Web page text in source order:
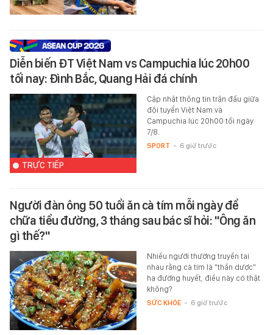
Diễn biến ĐT Việt Nam vs Campuchia lúc 20h00
tối nay: Đình Bắc, Quang Hải đá chính
TRỰC TIẾP
Cập nhật thông tin trận đấu giữa
đội tuyển Việt Nam và
Campuchia lúc 20h00 tối ngày
7/8.
SPORT - 6 giờ trước
Người đàn ông 50 tuổi ăn cà tím mỗi ngày để
chữa tiểu đường, 3 tháng sau bác sĩ hỏi: "Ông ăn
gì thế?"
Nhiều người thường truyền tai
nhau rằng cà tím là "thần dược"
hạ đường huyết, điều này có thật
không?
SỨC KHỎE - 6 giờ trước